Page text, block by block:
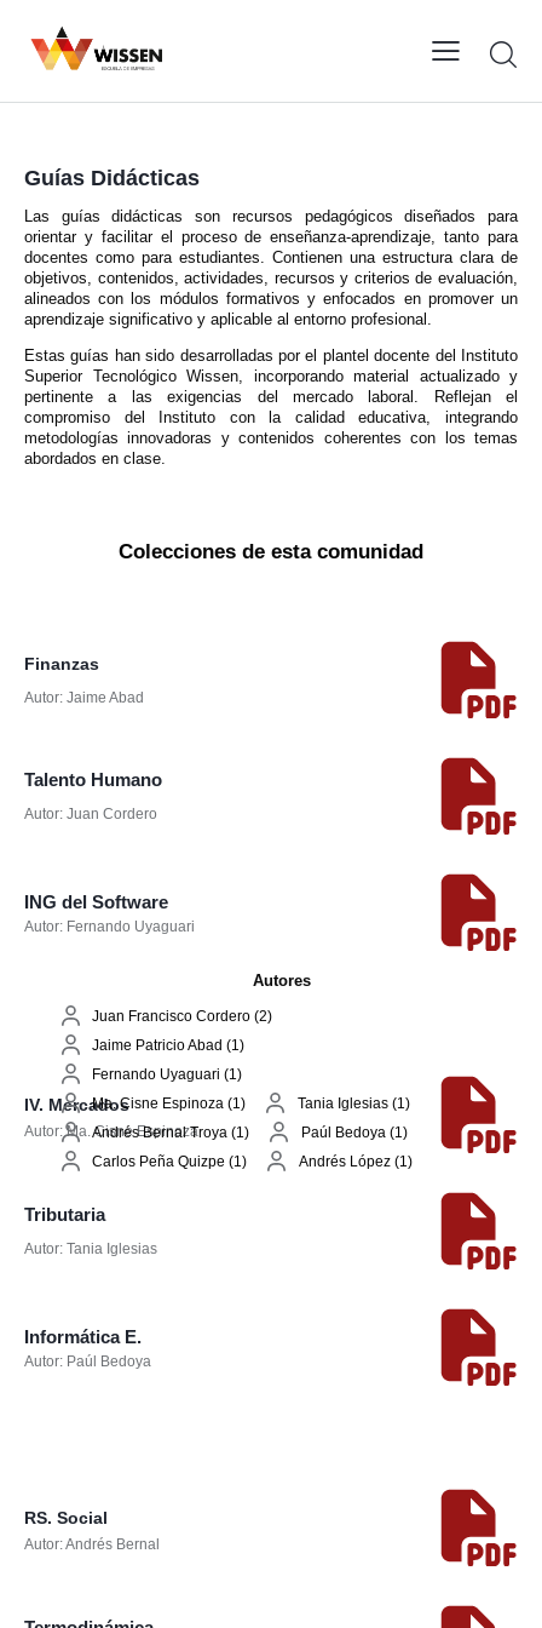
Guías Didácticas
Las guías didácticas son recursos pedagógicos diseñados para
orientar y facilitar el proceso de enseñanza-aprendizaje, tanto para
docentes como para estudiantes. Contienen una estructura clara de
objetivos, contenidos, actividades, recursos y criterios de evaluación,
alineados con los módulos formativos y enfocados en promover un
aprendizaje significativo y aplicable al entorno profesional.
Estas guías han sido desarrolladas por el plantel docente del Instituto
Superior Tecnológico Wissen, incorporando material actualizado y
pertinente a las exigencias del mercado laboral. Reflejan el
compromiso del Instituto con la calidad educativa, integrando
metodologías innovadoras y contenidos coherentes con los temas
abordados en clase.
Colecciones de esta comunidad
Finanzas
Autor: Jaime Abad
Talento Humano
Autor: Juan Cordero
ING del Software
Autor: Fernando Uyaguari
Autores
Juan Francisco Cordero (2)
Jaime Patricio Abad (1)
Fernando Uyaguari (1)
Ma. Cisne Espinoza (1)
Tania Iglesias (1)
Andrés Bernal Troya (1)
Paúl Bedoya (1)
Carlos Peña Quizpe (1)
Andrés López (1)
IV. Mercados
Autor: Ma. Cisne Espinoza
Tributaria
Autor: Tania Iglesias
Informática E.
Autor: Paúl Bedoya
RS. Social
Autor: Andrés Bernal